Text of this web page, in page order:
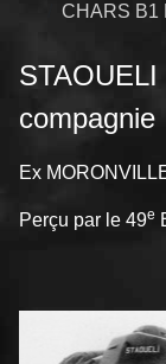
CHARS B1
compagnie
Ex
Perçu par le 49e